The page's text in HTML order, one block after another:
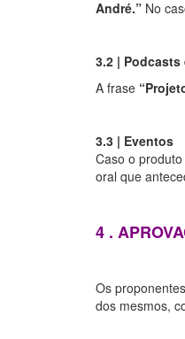
André.” No
3.2 |
A frase
3.3 | Eventos
Caso o
oral que
4 .
Os
dos mesmos,